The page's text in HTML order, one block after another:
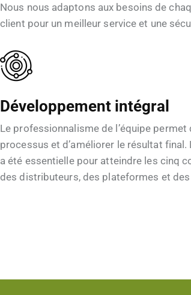
Nous nous adaptons aux besoins de
client pour un meilleur service et une
Développement intégral
Le professionnalisme de l’équipe
processus et d’améliorer le résultat
a été essentielle pour atteindre les cinq
des distributeurs, des plateformes et